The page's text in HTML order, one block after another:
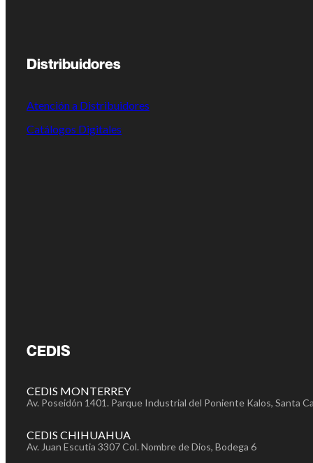
Distribuidores
Atención a Distribuidores
Catálogos Digitales
CEDIS
CEDIS MONTERREY
Av. Poseidón 1401. Parque Industrial del Poniente Kalos, Santa
CEDIS CHIHUAHUA
Av. Juan Escutia 3307 Col. Nombre de Dios, Bodega 6